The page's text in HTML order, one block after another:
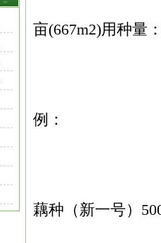
亩(667m2)用种量
例：
藕种 （新一号）